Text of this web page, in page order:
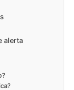
alerta